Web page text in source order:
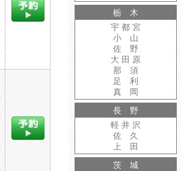
栃 木
宇 都 宮
小 山
佐 野
大 田 原
那 須
足 利
真 岡
長 野
軽 井 沢
佐 久
上 田
茨 城